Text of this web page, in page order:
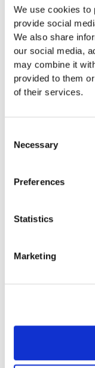
We use cookies to
provide social
We also share
our social media,
may combine it
provided to them
of their services.
Selection
Necessary
Preferences
Statistics
Marketing
Beteiligungen
korrekte und
Deklaration.
Zug erlaubt
Wir prüfen für
Sie geltend
dass nichts
Muss ich bei
Nein, ein
Bei Taxea.ch
digital ab. Sie
einfach über
Anschluss um
Profis
ohne
für Sie